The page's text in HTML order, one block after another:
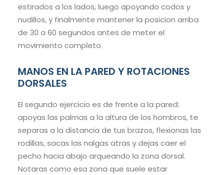
estirados a los lados, luego apoyando codos y
nudillos, y finalmente mantener la posicion arriba
de 30 a 60 segundos antes de meter el
movimiento completo.
MANOS EN LA PARED Y ROTACIONES
DORSALES
El segundo ejercicio es de frente a la pared:
apoyas las palmas a la altura de los hombros, te
separas a la distancia de tus brazos, flexionas las
rodillas, sacas las nalgas atras y dejas caer el
pecho hacia abajo arqueando la zona dorsal.
Notaras como esa zona que suele estar